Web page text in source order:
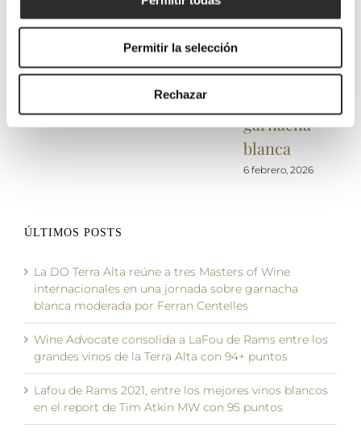
Permitir la selección
Rechazar
Tim Atkin
puntos
19 febrero, 2026
diálogo a
de vinos de
garnacha
blanca
6 febrero, 2026
ÚLTIMOS POSTS
La DO Terra Alta reúne a tres Masters of Wine
internacionales en una jornada sobre garnacha
blanca moderada por Ferran Centelles
Wine Advocate consolida a LaFou de Rams entre los
grandes vinos de la Terra Alta con 94+ puntos
Lafou de Rams 2021, entre los mejores vinos blancos
en el report de Tim Atkin MW con 95 puntos